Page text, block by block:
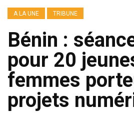
A LA UNE TRIBUNE
Bénin :
pour 20
femmes
projets